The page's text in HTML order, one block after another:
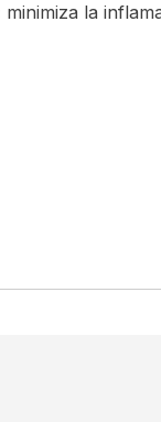
minimiza la